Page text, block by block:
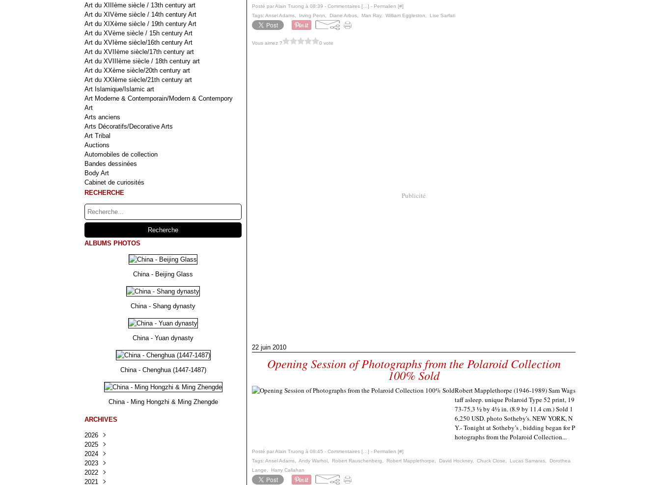
Art du XIIIème siècle / 13th century art
Art du XIVème siècle / 14th century Art
Art du XIXème siècle / 19th century Art
Art du XVème siècle / 15h century Art
Art du XVIème siècle/16th century Art
Art du XVIIème siècle/17th century art
Art du XVIIIème siècle / 18th century art
Art du XXème siècle/20th century art
Art du XXIème siècle/21th century art
Art Islamique/Islamic art
Art Moderne & Contemporain/Modern & Contempory
Art
Arts anciens
Arts Décoratifs/Decorative Arts
Art Tribal
Auctions
Automobiles de collection
Bandes dessinées
Body Art
Cabinet de curiosités
RECHERCHE
ALBUMS PHOTOS
China - Beijing Glass
China - Shang dynasty
China - Yuan dynasty
China - Chenghua (1447-1487)
China - Ming Hongzhi & Ming Zhengde
ARCHIVES
2026
Août
Juillet
Juin
Mai(100)
Avril
2025
Décembre
Novembre
Octobre
Septembre
2024
Décembre
Novembre
Octobre
2023
Décembre
Novembre
2022
Décembre
2021
Posté par Alain Truong à 08:39 - Commentaires [ ] - Permalien [#]
Tags: Ansel Adams Irving Penn Diane Arbus Man Ray, William Eggleston Lise Sarfati
Vous aimez ? 0 vote
Publicité
22 juin 2010
Opening Session of Photographs from the Polaroid Collection
100% Sold
Robert Mapplethorpe (1946-1989) Sam Wags
taff asleep. unique Polaroid Type 52 print, 19
73-75,3 ½ by 4½ in. (8.9 by 11.4 cm.) Sold 1
6,250 USD. photo Sotheby's. NEW YORK, N
Y.- Tonight at Sotheby’s , bidding began for P
hotographs from the Polaroid Collection...
Posté par Alain Truong à 08:45 - Commentaires [ ] - Permalien [#]
Tags: Ansel Adams Andy Warhol Robert Rauschenberg Robert Mapplethorpe David Hockney, Chuck Close Lucas Samaras
Dorothea
Lange
Harry Callahan